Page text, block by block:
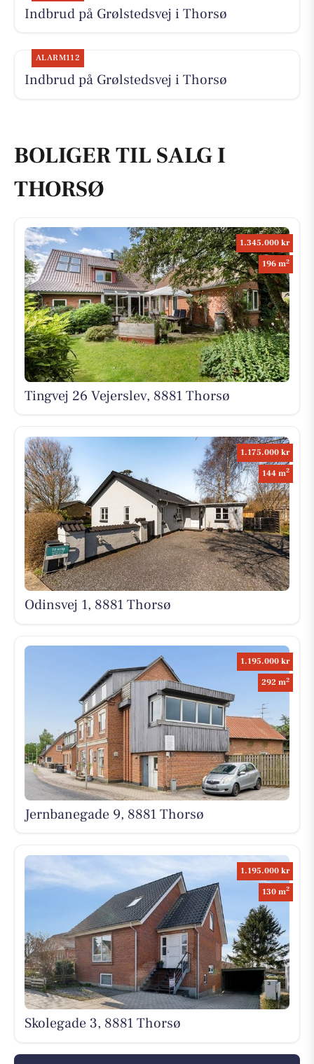
Indbrud på Grølstedsvej i Thorsø
ALARM112
Indbrud på Grølstedsvej i Thorsø
BOLIGER TIL SALG I
THORSØ
1.345.000 kr
196 m2
Tingvej 26 Vejerslev, 8881 Thorsø
1.175.000 kr
144 m2
Odinsvej 1, 8881 Thorsø
1.195.000 kr
292 m2
Jernbanegade 9, 8881 Thorsø
1.195.000 kr
130 m2
Skolegade 3, 8881 Thorsø